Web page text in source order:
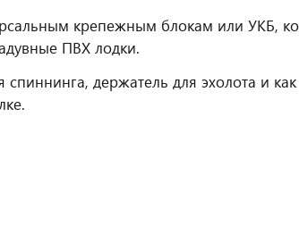
крепежным блокам или УКБ,
ПВХ лодки.
спиннинга, держатель для эхолота и